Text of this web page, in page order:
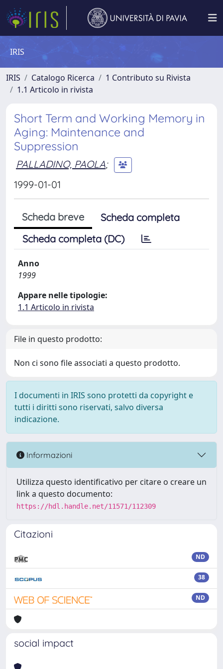
IRIS
IRIS Catalogo Ricerca
1 Contributo su Rivista
1.1 Articolo in rivista
Short Term and Working Memory in
Aging: Maintenance and
Suppression
PALLADINO, PAOLA;
1999-01-01
Scheda breve
Scheda completa
Scheda completa (DC)
Anno
1999
Appare nelle tipologie:
1.1 Articolo in rivista
File in questo prodotto:
Non ci sono file associati a questo prodotto.
I documenti in IRIS sono protetti da copyright e
tutti i diritti sono riservati, salvo diversa
indicazione.
Informazioni
Utilizza questo identificativo per citare o creare un
link a questo documento:
https://hdl.handle.net/11571/112309
Citazioni
ND
38
ND
social impact